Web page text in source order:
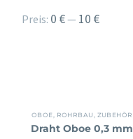
Min.
Max.
Preis: 0 €— 10 €
OBOE ROHRBAU ZUBEHÖR
Draht Oboe 0,3 mm